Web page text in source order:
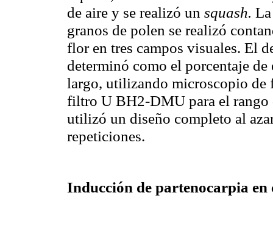
de aire y se realizó un squash.
granos de polen se realizó
flor en tres campos visuales. El
determinó como el porcentaje
largo, utilizando microscopio de
filtro U BH2-DMU para el rango
utilizó un diseño completo al
repeticiones.
Inducción de partenocarpia en